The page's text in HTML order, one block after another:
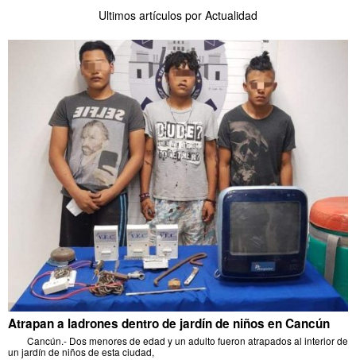
Ultimos artículos por Actualidad
Atrapan a ladrones dentro de jardín de niños en Cancún
Cancún.- Dos menores de edad y un adulto fueron atrapados al interior de
un jardín de niños de esta ciudad,